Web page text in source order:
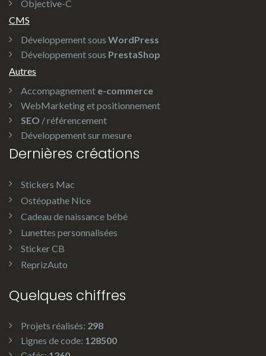
Objective-C
CMS
Développement sous WordPress
Développement sous PrestaShop
Autres
Accompagnement e-commerce
WebMarketing et positionnement
SEO / référencement
Développement sur mesure
Dernières créations
Stickers Mac
Ostéopathe Nice
Cadeau de naissance bébé
Lunettes personnalisées
Sticker CB
ReprizAuto
Quelques chiffres
Projets réalisés: 298
Lignes de code: 128500